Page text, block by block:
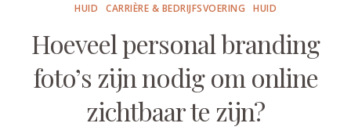
HUID CARRIÈRE & BEDRIJFSVOERING HUID
Hoeveel personal branding
foto’s zijn nodig om online
zichtbaar te zijn?